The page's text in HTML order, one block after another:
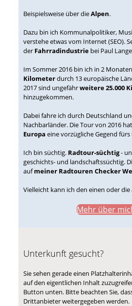
Beispielsweise über dieAlpen.
Dazu bin ich Kommunalpolitiker,
verstehe etwas vom Internet (SEO).
der Fahrradindustrie bei Paul
Im Sommer 2016 bin ich in 2 Monaten
Kilometerdurch 13 europäische
2017 sind ungefährweitere 25.000
hinzugekommen.
Dabei fahre ich durch Deutschland
Nachbarländer. Die Tour von 2016
Europa eine vorzügliche Gegend fürs
Ich bin süchtig. Radtour-süchtig-
geschichts- und landschaftssüchtig.
aufmeiner Radtouren Checker
Vielleicht kann ich den einen oder
Mehr über
Unterkunft gesucht?
Sie sehen gerade einen
auf den eigentlichen Inhalt
Button unten. Bitte beachten Sie,
Drittanbieter weitergegeben werden.